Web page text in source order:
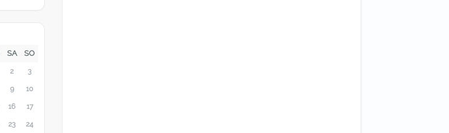
SA SO
2 3
9 10
16 17
23 24